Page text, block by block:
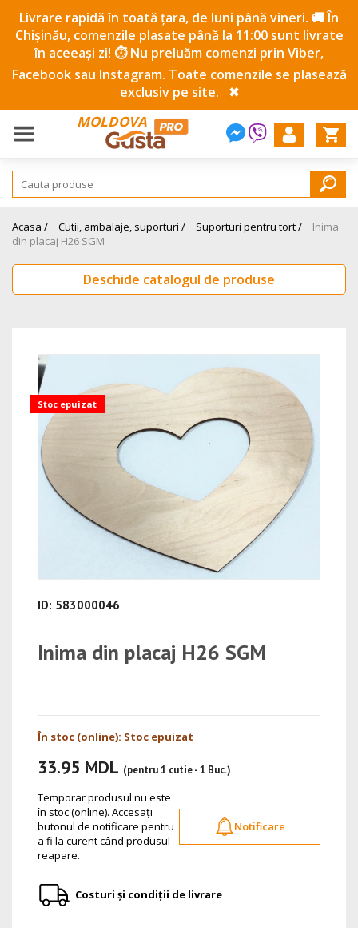
Livrare rapidă în toată țara, de luni până vineri. 🚚 În
Chișinău, comenzile plasate până la 11:00 sunt livrate
în aceeași zi! ⏱️ Nu preluăm comenzi prin Viber,
Facebook sau Instagram. Toate comenzile se plasează
exclusiv pe site.
✖
MOLDOVA
Acasa / Cutii, ambalaje, suporturi / Suporturi pentru tort /
Inima
din placaj H26 SGM
Deschide catalogul de produse
Stoc epuizat
ID: 583000046
Inima din placaj H26 SGM
În stoc (online): Stoc epuizat
33.95 MDL (pentru 1 cutie - 1 Buc.)
Temporar produsul nu este
în stoc (online). Accesați
butonul de notificare pentru
a fi la curent când produsul
reapare.
Notificare
Costuri și condiții de livrare